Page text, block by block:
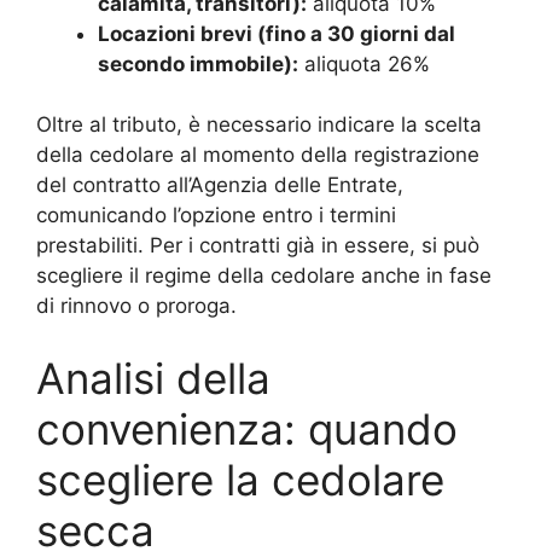
Locazioni brevi (fino a 30 giorni dal
secondo immobile): aliquota 26%
Oltre al tributo, è necessario indicare la scelta
della cedolare al momento della registrazione
del contratto all’Agenzia delle Entrate,
comunicando l’opzione entro i termini
prestabiliti. Per i contratti già in essere, si può
scegliere il regime della cedolare anche in fase
di rinnovo o proroga.
Analisi della
convenienza: quando
scegliere la cedolare
secca